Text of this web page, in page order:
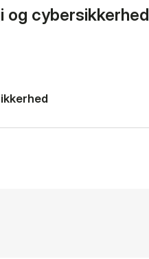
og cybersikkerhed